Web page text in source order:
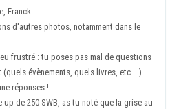
Franck.
d'autres photos, notamment dans le
frustré : tu poses pas mal de questions
évènements, quels livres, etc ...)
réponses !
up de 250 SWB, as tu noté que la grise au